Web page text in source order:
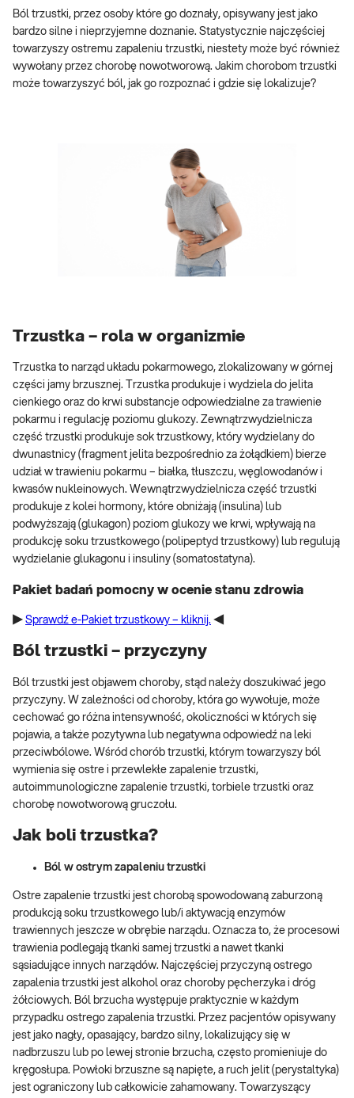
Ból trzustki, przez osoby które go doznały, opisywany jest jako
bardzo silne i nieprzyjemne doznanie. Statystycznie najczęściej
towarzyszy ostremu zapaleniu trzustki, niestety może być również
wywołany przez chorobę nowotworową. Jakim chorobom trzustki
może towarzyszyć ból, jak go rozpoznać i gdzie się lokalizuje?
Trzustka – rola w organizmie
Trzustka to narząd układu pokarmowego, zlokalizowany w górnej
części jamy brzusznej. Trzustka produkuje i wydziela do jelita
cienkiego oraz do krwi substancje odpowiedzialne za trawienie
pokarmu i regulację poziomu glukozy. Zewnątrzwydzielnicza
część trzustki produkuje sok trzustkowy, który wydzielany do
dwunastnicy (fragment jelita bezpośrednio za żołądkiem) bierze
udział w trawieniu pokarmu – białka, tłuszczu, węglowodanów i
kwasów nukleinowych. Wewnątrzwydzielnicza część trzustki
produkuje z kolei hormony, które obniżają (insulina) lub
podwyższają (glukagon) poziom glukozy we krwi, wpływają na
produkcję soku trzustkowego (polipeptyd trzustkowy) lub regulują
wydzielanie glukagonu i insuliny (somatostatyna).
Pakiet badań pomocny w ocenie stanu zdrowia
▶️ Sprawdź e-Pakiet trzustkowy – kliknij. ◀️
Ból trzustki – przyczyny
Ból trzustki jest objawem choroby, stąd należy doszukiwać jego
przyczyny. W zależności od choroby, która go wywołuje, może
cechować go różna intensywność, okoliczności w których się
pojawia, a także pozytywna lub negatywna odpowiedź na leki
przeciwbólowe. Wśród chorób trzustki, którym towarzyszy ból
wymienia się ostre i przewlekłe zapalenie trzustki,
autoimmunologiczne zapalenie trzustki, torbiele trzustki oraz
chorobę nowotworową gruczołu.
Jak boli trzustka?
Ból w ostrym zapaleniu trzustki
Ostre zapalenie trzustki jest chorobą spowodowaną zaburzoną
produkcją soku trzustkowego lub/i aktywacją enzymów
trawiennych jeszcze w obrębie narządu. Oznacza to, że procesowi
trawienia podlegają tkanki samej trzustki a nawet tkanki
sąsiadujące innych narządów. Najczęściej przyczyną ostrego
zapalenia trzustki jest alkohol oraz choroby pęcherzyka i dróg
żółciowych. Ból brzucha występuje praktycznie w każdym
przypadku ostrego zapalenia trzustki. Przez pacjentów opisywany
jest jako nagły, opasający, bardzo silny, lokalizujący się w
nadbrzuszu lub po lewej stronie brzucha, często promieniuje do
kręgosłupa. Powłoki brzuszne są napięte, a ruch jelit (perystaltyka)
jest ograniczony lub całkowicie zahamowany. Towarzyszący